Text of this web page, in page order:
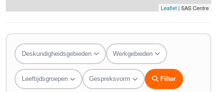
Leaflet | SAS Centre
Deskundigheidsgebieden Werkgebieden
Leeftijdsgroepen Gespreksvorm Filter